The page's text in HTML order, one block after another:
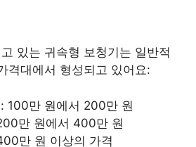
있는 귀속형 보청기는 일반적
격대에서 형성되고 있어요:
: 100만 원에서 200만 원
만 원에서 400만 원
만 원 이상의 가격